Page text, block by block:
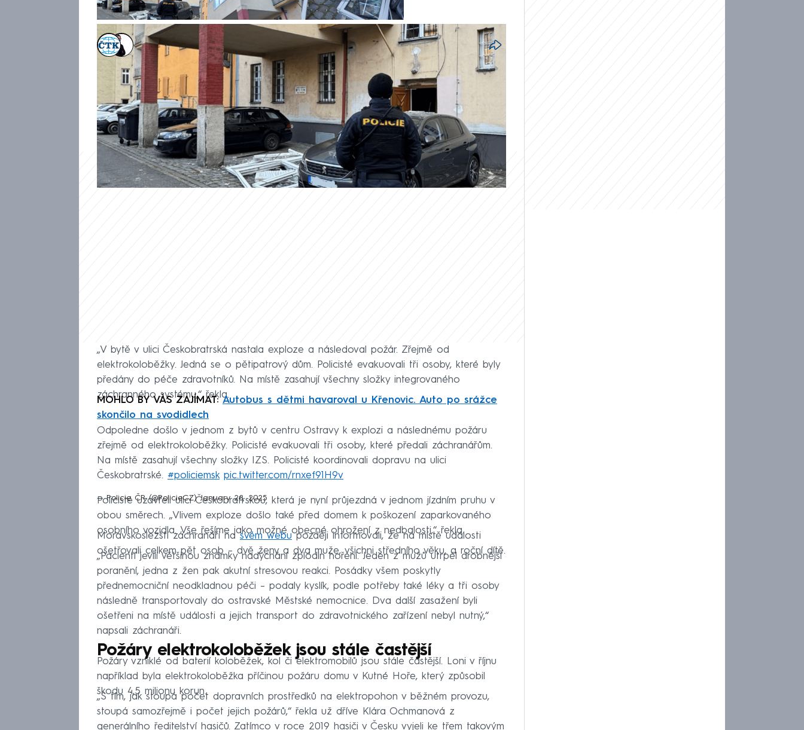
ČTK
Václav Černý
Akt. 28. led 2025, 15:27• 28. led 2025, 14:49
V ostravském bytě v úterý odpoledne pravděpodobně explodovala
baterie elektrické koloběžky. Na místě pak začalo hořet. Zranili se čtyři
dospělí a roční dítě. O případu informovala mluvčí moravskoslezských
policistů Eva Michalíková a také záchranáři na svém webu.
„V bytě v ulici Českobratrská nastala exploze a následoval požár. Zřejmě od
elektrokoloběžky. Jedná se o pětipatrový dům. Policisté evakuovali tři osoby, které byly
předány do péče zdravotníků. Na místě zasahují všechny složky integrovaného
záchranného systému,“ řekla.
MOHLO BY VÁS ZAJÍMAT:Autobus s dětmi havaroval u Křenovic. Auto po srážce
skončilo na svodidlech
Odpoledne došlo v jednom z bytů v centru Ostravy k explozi a následnému požáru
zřejmě od elektrokoloběžky. Policisté evakuovali tři osoby, které předali záchranářům.
Na místě zasahují všechny složky IZS. Policisté koordinovali dopravu na ulici
Českobratrské. #policiemsk pic.twitter.com/rnxef91H9v
— Policie ČR (@PolicieCZ)January 28, 2025
Policisté uzavřeli ulici Českobratrskou, která je nyní průjezdná v jednom jízdním pruhu v
obou směrech. „Vlivem exploze došlo také před domem k poškození zaparkovaného
osobního vozidla. Vše řešíme jako možné obecné ohrožení z nedbalosti,“ řekla.
Moravskoslezští záchranáři nasvém webupozději informovali, že na místě události
ošetřovali celkem pět osob – dvě ženy a dva muže, všichni středního věku, a roční dítě.
„Pacienti jevili většinou známky nadýchání zplodin hoření. Jeden z mužů utrpěl drobnější
poranění, jedna z žen pak akutní stresovou reakci. Posádky všem poskytly
přednemocniční neodkladnou péči – podaly kyslík, podle potřeby také léky a tři osoby
následně transportovaly do ostravské Městské nemocnice. Dva další zasažení byli
ošetřeni na místě události a jejich transport do zdravotnického zařízení nebyl nutný,“
napsali záchranáři.
Požáry elektrokoloběžek jsou stále častější
Požáry vzniklé od baterií koloběžek, kol či elektromobilů jsou stále častější. Loni v říjnu
například byla elektrokoloběžka příčinou požáru domu v Kutné Hoře, který způsobil
škodu 4,5 milionu korun.
„S tím, jak stoupá počet dopravních prostředků na elektropohon v běžném provozu,
stoupá samozřejmě i počet jejich požárů,“ řekla už dříve Klára Ochmanová z
generálního ředitelství hasičů. Zatímco v roce 2019 hasiči v Česku vyjeli ke třem takovým